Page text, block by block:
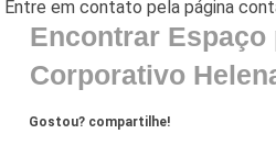
Encontrar Espaço
Corporativo
Gostou? compartilhe!